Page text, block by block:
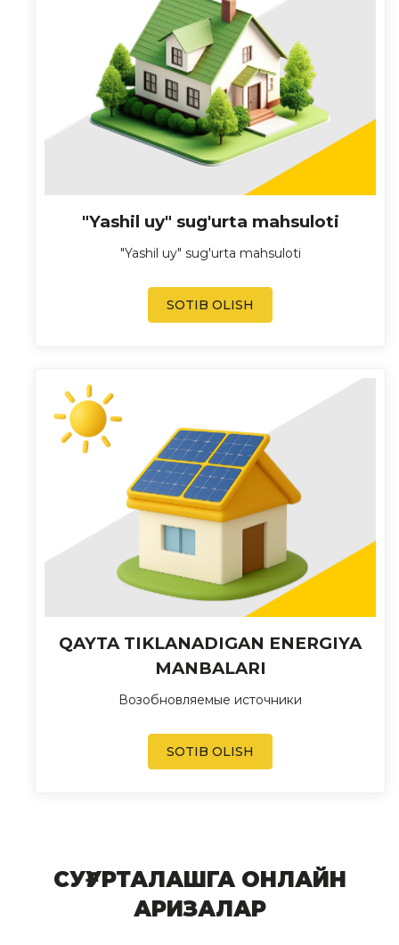
"Yashil uy" sug'urta mahsuloti
"Yashil uy" sug'urta mahsuloti
SOTIB OLISH
QAYTA TIKLANADIGAN ENERGIYA
MANBALARI
Возобновляемые источники
SOTIB OLISH
СУҒУРТАЛАШГА ОНЛАЙН
АРИЗАЛАР